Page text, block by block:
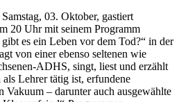
03. Oktober, gastiert
20 Uhr mit seinem Programm
es ein Leben vor dem Tod?“ in der
von einer ebenso seltenen wie
ADHS, singt, liest und erzählt
Lehrer tätig ist, erfundene
Vakuum – darunter auch ausgewählte